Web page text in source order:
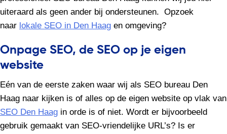
uiteraard als geen ander bij ondersteunen. Opzoek
naar lokale SEO in Den Haag en omgeving?
Onpage SEO, de SEO op je eigen
website
Eén van de eerste zaken waar wij als SEO bureau Den
Haag naar kijken is of alles op de eigen website op vlak van
SEO Den Haag in orde is of niet. Wordt er bijvoorbeeld
gebruik gemaakt van SEO-vriendelijke URL’s? Is er